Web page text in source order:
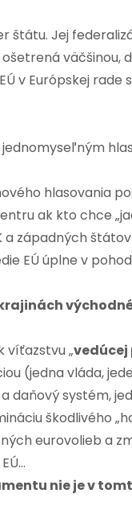
štátu. Jej
väčšinou,
v Európskej rade
jednomyseľným
hlasovania
ak kto chce
západných
EÚ úplne v
víťazstvu „vedúcej
(jedna vláda,
daňový systém,
škodlivého
eurovolieb a
nie je v